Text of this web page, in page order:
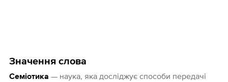
Значення слова
Семіотика — наука, яка досліджує способи передачі